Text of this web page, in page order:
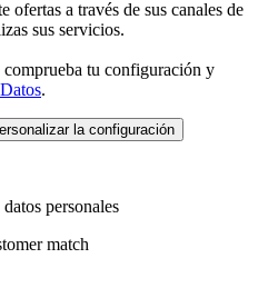
ofertas a través de sus canales de
sus servicios.
tu configuración y
.
la configuración
personales
match